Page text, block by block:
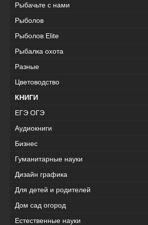
Рыбачьте с нами
Рыболов
Рыболов Elite
Рыбалка охота
Разные
Цветоводство
КНИГИ
ЕГЭ ОГЭ
Аудиокниги
Бизнес
Гуманитарные науки
Дизайн графика
Для детей и родителей
Дом сад огород
Естественные науки